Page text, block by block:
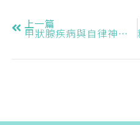
上一篇
甲狀腺疾病與自律神經失調II